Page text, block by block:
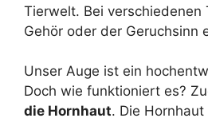
Tierwelt. Bei verschiedenen
Gehör oder der Geruchsinn
Unser Auge ist ein
Doch wie funktioniert es?
die Hornhaut. Die